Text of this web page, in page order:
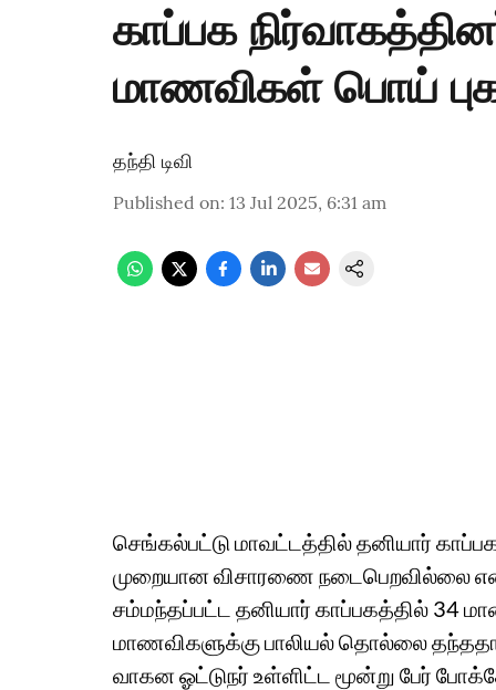
காப்பக
மாணவிகள் பொய்
தந்தி டிவி
Published on: 13 Jul 2025, 6:31 am
செங்கல்பட்டு மாவட்டத்தில் தனியார்
முறையான விசாரணை நடைபெறவில்லை என
சம்மந்தப்பட்ட தனியார் காப்பகத்தில் 34
மாணவிகளுக்கு பாலியல் தொல்லை
வாகன ஓட்டுநர் உள்ளிட்ட மூன்று பேர்